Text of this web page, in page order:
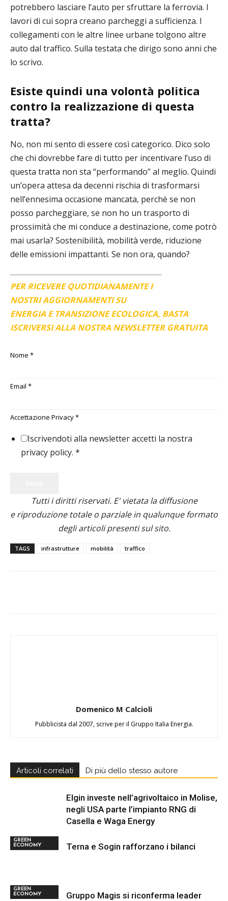
potrebbero lasciare l’auto per sfruttare la ferrovia. I
lavori di cui sopra creano parcheggi a sufficienza. I
collegamenti con le altre linee urbane tolgono altre
auto dal traffico. Sulla testata che dirigo sono anni che
lo scrivo.
Esiste quindi una volontà politica
contro la realizzazione di questa
tratta?
No, non mi sento di essere così categorico. Dico solo
che chi dovrebbe fare di tutto per incentivare l’uso di
questa tratta non sta “performando” al meglio. Quindi
un’opera attesa da decenni rischia di trasformarsi
nell’ennesima occasione mancata, perchè se non
posso parcheggiare, se non ho un trasporto di
prossimità che mi conduce a destinazione, come potrò
mai usarla? Sostenibilità, mobilità verde, riduzione
delle emissioni impattanti. Se non ora, quando?
PER RICEVERE QUOTIDIANAMENTE I
NOSTRI AGGIORNAMENTI SU
ENERGIA E TRANSIZIONE ECOLOGICA, BASTA
ISCRIVERSI ALLA NOSTRA NEWSLETTER GRATUITA
Nome *
Email *
Accettazione Privacy*
Iscrivendoti alla newsletter accetti la nostra
privacy policy. *
Tutti i diritti riservati. E' vietata la diffusione
e riproduzione totale o parziale in qualunque formato
degli articoli presenti sul sito.
TAGS infrastrutture mobilità traffico
Domenico M Calcioli
Pubblicista dal 2007, scrive per il Gruppo Italia Energia.
Articoli correlati Di più dello stesso autore
GREEN
ECONOMY
Elgin investe nell’agrivoltaico in Molise,
negli USA parte l’impianto RNG di
Casella e Waga Energy
GREEN
ECONOMY
Terna e Sogin rafforzano i bilanci
Gruppo Magis si riconferma leader